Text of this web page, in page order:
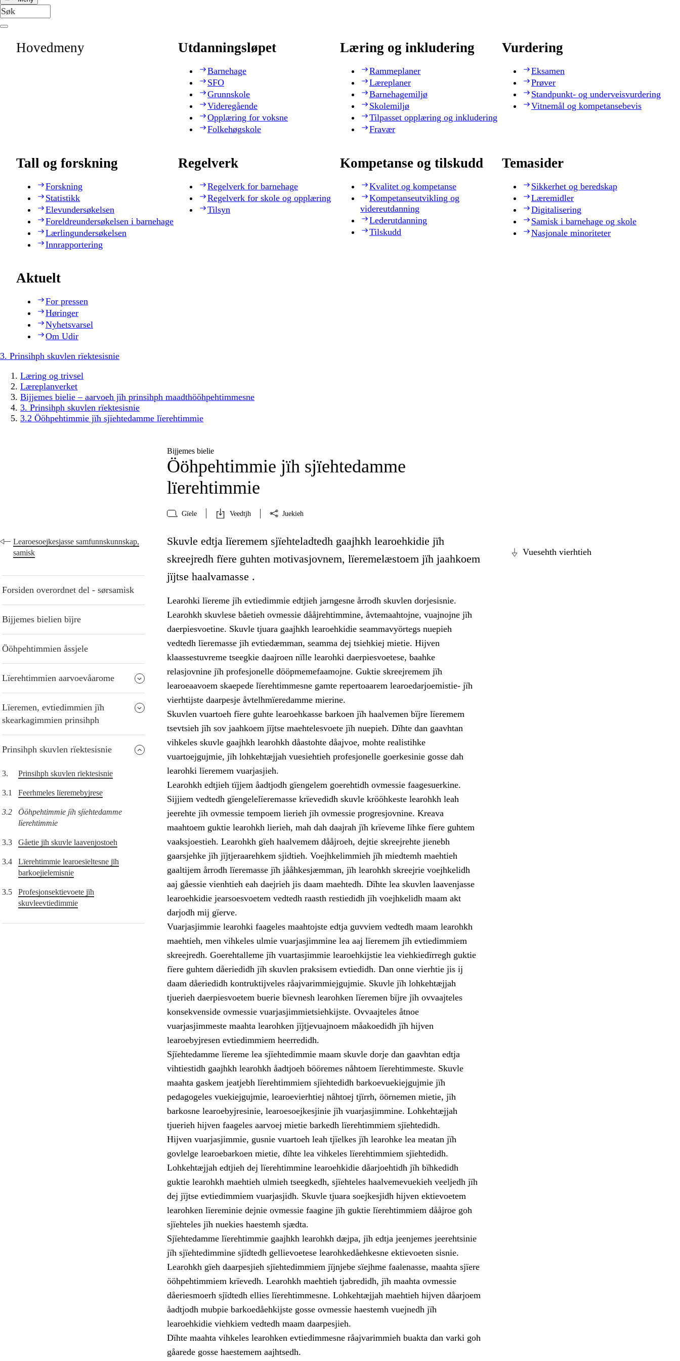
Hovedmeny Utdanningsløpet
Barnehage
SFO
Grunnskole
Videregående
Opplæring for voksne
Folkehøgskole
Læring og inkludering
Rammeplaner
Læreplaner
Barnehagemiljø
Skolemiljø
Tilpasset opplæring og inkludering
Fravær
Vurdering
Eksamen
Prøver
Standpunkt- og underveisvurdering
Vitnemål og kompetansebevis
Tall og forskning
Forskning
Statistikk
Elevundersøkelsen
Foreldreundersøkelsen i barnehage
Lærlingundersøkelsen
Innrapportering
Regelverk
Regelverk for barnehage
Regelverk for skole og opplæring
Tilsyn
Kompetanse og tilskudd
Kvalitet og kompetanse
Kompetanseutvikling og
videreutdanning
Lederutdanning
Tilskudd
Temasider
Sikkerhet og beredskap
Læremidler
Digitalisering
Samisk i barnehage og skole
Nasjonale minoriteter
Aktuelt
For pressen
Høringer
Nyhetsvarsel
Om Udir
3. Prinsihph skuvlen rïektesisnie
Læring og trivsel
Læreplanverket
Bijjemes bielie – aarvoeh jïh prinsihph maadthööhpehtimmesne
3. Prinsihph skuvlen rïektesisnie
3.2 Ööhpehtimmie jïh sjïehtedamme lïerehtimmie
Bijjemes bielie
Ööhpehtimmie jïh sjïehtedamme
lïerehtimmie
Gïele Veedtjh Juekieh
Learoesoejkesjasse samfunnskunnskap,
samisk
Forsiden overordnet del - sørsamisk
Bijjemes bielien bïjre
Ööhpehtimmien åssjele
Lïerehtimmien aarvoevåarome
Lïeremen, evtiedimmien jïh
skearkagimmien prinsihph
Prinsihph skuvlen rïektesisnie
3. Prinsihph skuvlen rïektesisnie
3.1 Feerhmeles lïeremebyjrese
3.2
Ööhpehtimmie jïh sjïehtedamme
lïerehtimmie
3.3 Gåetie jïh skuvle laavenjostoeh
3.4
Lïerehtimmie learoesïeltesne jïh
barkoejielemisnie
3.5
Profesjonsektievoete jïh
skuvleevtiedimmie
Vuesehth vierhtieh
Skuvle edtja lïeremem sjïehteladtedh gaajhkh learoehkidie jïh
skreejredh fïere guhten motivasjovnem, lïeremelæstoem jïh jaahkoem
jïjtse haalvamasse .
Learohki lïereme jïh evtiedimmie edtjieh jarngesne årrodh skuvlen dorjesisnie.
Learohkh skuvlese båetieh ovmessie dååjrehtimmine, åvtemaahtojne, vuajnojne jïh
daerpiesvoetine. Skuvle tjuara gaajhkh learoehkidie seammavyörtegs nuepieh
vedtedh lïeremasse jïh evtiedæmman, seamma dej tsiehkiej mietie. Hijven
klaassestuvreme tseegkie daajroen nïlle learohki daerpiesvoetese, baahke
relasjovnine jïh profesjonelle dööpmemefaamojne. Guktie skreejremem jïh
learoeaavoem skaepede lïerehtimmesne gamte repertoaarem learoedarjoemistie- jïh
vierhtijste daarpesje åvtelhmïeredamme mierine.
Skuvlen vuartoeh fïere guhte learoehkasse barkoen jïh haalvemen bïjre lïeremem
tsevtsieh jïh sov jaahkoem jïjtse maehtelesvoete jïh nuepieh. Dïhte dan gaavhtan
vihkeles skuvle gaajhkh learohkh dåastohte dåajvoe, mohte realistihke
vuartoejgujmie, jïh lohkehtæjjah vuesiehtieh profesjonelle goerkesinie gosse dah
learohki lïeremem vuarjasjieh.
Learohkh edtjieh tïjjem åadtjodh gïengelem goerehtidh ovmessie faagesuerkine.
Sijjiem vedtedh gïengelelïeremasse krïevedidh skuvle krööhkeste learohkh leah
jeerehte jïh ovmessie tempoem lierieh jïh ovmessie progresjovnine. Kreava
maahtoem guktie learohkh lierieh, mah dah daajrah jïh krïeveme lïhke fïere guhtem
vaaksjoestieh. Learohkh gïeh haalvemem dååjroeh, dejtie skreejrehte jienebh
gaarsjehke jïh jïjtjeraarehkem sjidtieh. Voejhkelimmieh jïh miedtemh maehtieh
gaaltijem årrodh lïeremasse jïh jååhkesjæmman, jïh learohkh skreejrie voejhkelidh
aaj gåessie vienhtieh eah daejrieh jis daam maehtedh. Dïhte lea skuvlen laavenjasse
learoehkidie jearsoesvoetem vedtedh raasth restiedidh jïh voejhkelidh maam akt
darjodh mij gïerve.
Vuarjasjimmie learohki faageles maahtojste edtja guvviem vedtedh maam learohkh
maehtieh, men vihkeles ulmie vuarjasjimmine lea aaj lïeremem jïh evtiedimmiem
skreejredh. Goerehtalleme jïh vuartasjimmie learoehkijstie lea viehkiedïrregh guktie
fïere guhtem dåeriedidh jïh skuvlen praksisem evtiedidh. Dan onne vierhtie jis ij
daam dåeriedidh kontruktijveles råajvarimmiejgujmie. Skuvle jïh lohkehtæjjah
tjuerieh daerpiesvoetem buerie bïevnesh learohken lïeremen bïjre jïh ovvaajteles
konsekvenside ovmessie vuarjasjimmietsiehkijste. Ovvaajteles åtnoe
vuarjasjimmeste maahta learohken jïjtjevuajnoem måakoedidh jïh hijven
learoebyjresen evtiedimmiem heerredidh.
Sjïehtedamme lïereme lea sjïehtedimmie maam skuvle dorje dan gaavhtan edtja
vihtiestidh gaajhkh learohkh åadtjoeh bööremes nåhtoem lïerehtimmeste. Skuvle
maahta gaskem jeatjebh lïerehtimmiem sjïehtedidh barkoevuekiejgujmie jïh
pedagogeles vuekiejgujmie, learoevierhtiej nåhtoej tjïrrh, öörnemen mietie, jïh
barkosne learoebyjresinie, learoesoejkesjinie jïh vuarjasjimmine. Lohkehtæjjah
tjuerieh hijven faageles aarvoej mietie barkedh lïerehtimmiem sjïehtedidh.
Hijven vuarjasjimmie, gusnie vuartoeh leah tjïelkes jïh learohke lea meatan jïh
govlelge learoebarkoen mietie, dïhte lea vihkeles lïerehtimmiem sjïehtedidh.
Lohkehtæjjah edtjieh dej lïerehtimmine learoehkidie dåarjoehtidh jïh bïhkedidh
guktie learohkh maehtieh ulmieh tseegkedh, sjïehteles haalvemevuekieh veeljedh jïh
dej jïjtse evtiedimmiem vuarjasjidh. Skuvle tjuara soejkesjidh hijven ektievoetem
learohken lïereminie dejnie ovmessie faagine jïh guktie lïerehtimmiem dååjroe goh
sjïehteles jïh nuekies haestemh sjædta.
Sjïehtedamme lïerehtimmie gaajhkh learohkh dæjpa, jïh edtja jeenjemes jeerehtsinie
jïh sjïehtedimmine sjïdtedh gellievoetese learohkedåehkesne ektievoeten sisnie.
Learohkh gïeh daarpesjieh sjïehtedimmiem jïjnjebe sïejhme faalenasse, maahta sjïere
ööhpehtimmiem krïevedh. Learohkh maehtieh tjabredidh, jïh maahta ovmessie
dåeriesmoerh sjïdtedh ellies lïerehtimmesne. Lohkehtæjjah maehtieh hijven dåarjoem
åadtjodh mubpie barkoedåehkijste gosse ovmessie haestemh vuejnedh jïh
learoehkidie viehkiem vedtedh maam daarpesjieh.
Dïhte maahta vihkeles learohken evtiedimmesne råajvarimmieh buakta dan varki goh
gåarede gosse haestemem aajhtsedh.